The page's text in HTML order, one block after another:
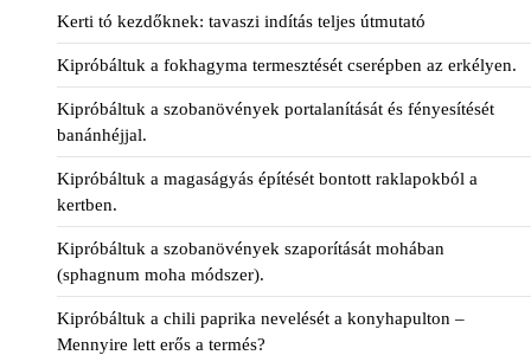
Kerti tó kezdőknek: tavaszi indítás teljes útmutató
Kipróbáltuk a fokhagyma termesztését cserépben az erkélyen.
Kipróbáltuk a szobanövények portalanítását és fényesítését
banánhéjjal.
Kipróbáltuk a magaságyás építését bontott raklapokból a
kertben.
Kipróbáltuk a szobanövények szaporítását mohában
(sphagnum moha módszer).
Kipróbáltuk a chili paprika nevelését a konyhapulton –
Mennyire lett erős a termés?